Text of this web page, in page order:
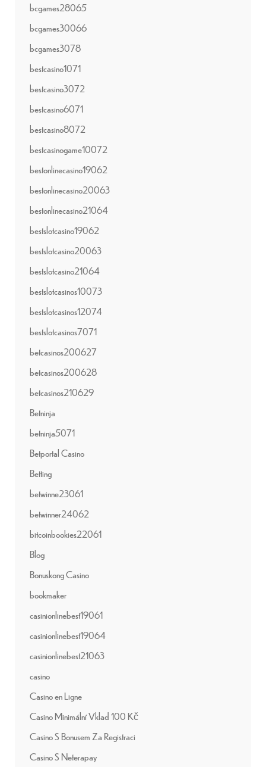
bcgames28065
bcgames30066
bcgames3078
bestcasino1071
bestcasino3072
bestcasino6071
bestcasino8072
bestcasinogame10072
bestonlinecasino19062
bestonlinecasino20063
bestonlinecasino21064
bestslotcasino19062
bestslotcasino20063
bestslotcasino21064
bestslotcasinos10073
bestslotcasinos12074
bestslotcasinos7071
betcasinos200627
betcasinos200628
betcasinos210629
Betninja
betninja5071
Betportal Casino
Betting
betwinne23061
betwinner24062
bitcoinbookies22061
Blog
Bonuskong Casino
bookmaker
casinionlinebest19061
casinionlinebest19064
casinionlinebest21063
casino
Casino en Ligne
Casino Minimální Vklad 100 Kč
Casino S Bonusem Za Registraci
Casino S Neterapay